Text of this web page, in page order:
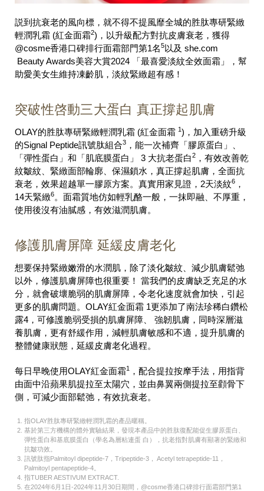
説到抗衰老的風向標，就不得不提風靡全城的胜肽專研緊緻
輕潤乳霜 (紅金面霜2)，以升級配方對抗皮膚衰老，獲得
@cosme香港口碑排行面霜部門第1名5以及 she.com
Beauty Awards美容大賞2024 「最喜愛淡紋全效面霜」，幫
助愛美女生維持凍齡肌，淡紋緊緻超有感！
突破性啓動三大蛋白 真正撐起肌膚
OLAY的胜肽專研緊緻輕潤乳霜 (紅金面霜 1 )，加入重磅升級
的Signal Peptide訊號肽組合3 ，能一次補齊「膠原蛋白」、
「彈性蛋白」和「肌底膜蛋白」 3 大抗老蛋白2 ，有效改善乾
紋皺紋、緊緻面部輪廓、保濕鎖水，真正撐起肌膚，全面抗
衰老，效果超越單一膠原方案。真實用家見證，2天淡紋6 ，
14天緊緻6。面霜質地仿如輕乳酪一般，一抹即融、不厚重，
使用後沒有油膩感，有效滋潤肌膚。
修護肌膚屏障 延緩皮膚老化
想要保持緊緻嫩滑的水潤肌，除了淡化皺紋、減少肌膚鬆弛
以外，修護肌膚屏障也很重要！ 當我們的皮膚缺乏充足的水
分，就會破壞脆弱的肌膚屏障，令老化速度就會加快，引起
更多的肌膚問題。OLAY紅金面霜 1更添加了南法珍稀白鑽松
露4，可修護脆弱受損的肌膚屏障、 強韌肌膚，同時深層滋
養肌膚，更有舒緩作用，減輕肌膚敏感和不適，提升肌膚的
整體健康狀態，延緩皮膚老化過程。
每日早晚使用OLAY紅金面霜1
，配合提拉按摩手法，用指背
由面中沿蘋果肌提拉至太陽穴，並由鼻翼兩側提拉至顴骨下
側，可減少面部鬆弛，有效抗衰老。
指OLAY胜肽專研緊緻輕潤乳霜的產品暱稱。
基於第三方機構的體外實驗結果，發現本產品中的胜肽復配能促生膠原蛋白、
彈性蛋白和基底膜蛋白（學名為層粘連蛋 白），抗老指對肌膚有顯著的緊緻和
抗皺功效。
訊號肽指Palmitoyl dipeptide-7，Tripeptide-3， Acetyl tetrapeptide-11，
Palmitoyl pentapeptide-4。
指TUBER AESTIVUM EXTRACT.
在2024年6月1日-2024年11月30日期間，@cosme香港口碑排行面霜部門第1